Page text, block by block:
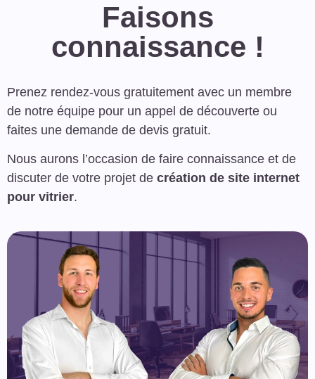
Faisons
connaissance !
Prenez rendez-vous gratuitement avec un membre
de notre équipe pour un appel de découverte ou
faites une demande de devis gratuit.
Nous aurons l’occasion de faire connaissance et de
discuter de votre projet de création de site internet
pour vitrier.